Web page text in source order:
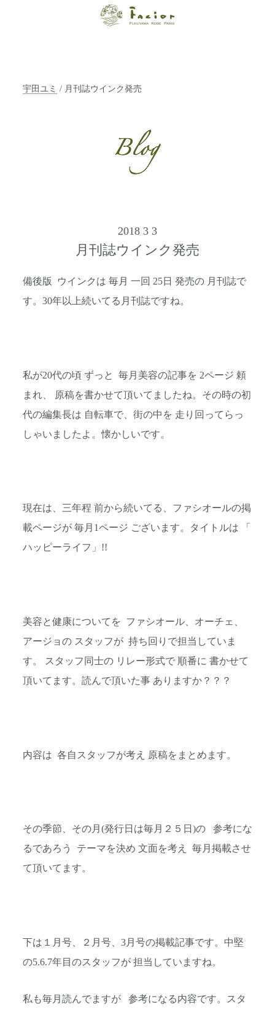
ン ファシオー
輝く美をトータ
ルでご提案しま
す。
宇田ユミ / 月刊誌ウインク発売
2018 3 3
月刊誌ウインク発売
備後版 ウインクは 毎月 一回 25日 発売の 月刊誌で
す。30年以上続いてる月刊誌ですね。
私が20代の頃 ずっと 毎月美容の記事を 2ページ 頼
まれ、 原稿を書かせて頂いてましたね。その時の初
代の編集長は 自転車で、街の中を 走り回ってらっ
しゃいましたよ。懐かしいです。
現在は、三年程 前から続いてる、ファシオールの掲
載ページが 毎月1ページ ございます。タイトルは 「
ハッピーライフ」!!
美容と健康についてを ファシオール、オーチェ、
アージョの スタッフが 持ち回りで担当していま
す。 スタッフ同士の リレー形式で 順番に 書かせて
頂いてます。読んで頂いた事 ありますか？？？
内容は 各自スタッフが考え 原稿をまとめます。
その季節、その月(発行日は毎月２５日)の 参考にな
るであろう テーマを決め 文面を考え 毎月掲載させ
て頂いてます。
下は１月号、２月号、3月号の掲載記事です。中堅
の5.6.7年目のスタッフが 担当していますね。
私も毎月読んでますが 参考になる内容です。スタ